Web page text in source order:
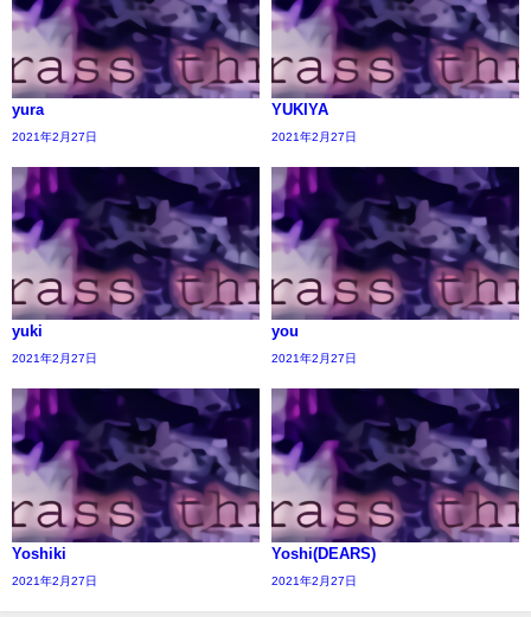
yura
2021年2月27日
YUKIYA
2021年2月27日
yuki
2021年2月27日
you
2021年2月27日
Yoshiki
2021年2月27日
Yoshi(DEARS)
2021年2月27日